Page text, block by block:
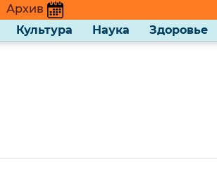
Архив
Культура Наука Здоровье